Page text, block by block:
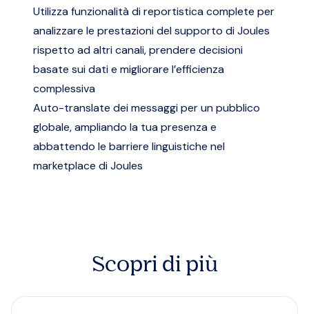
Utilizza funzionalità di reportistica complete per
analizzare le prestazioni del supporto di Joules
rispetto ad altri canali, prendere decisioni
basate sui dati e migliorare l’efficienza
complessiva
Auto-translate dei messaggi per un pubblico
globale, ampliando la tua presenza e
abbattendo le barriere linguistiche nel
marketplace di Joules
Scopri di più